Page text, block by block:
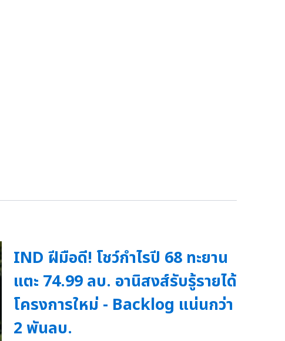
IND ฝีมือดี! โชว์กำไรปี 68 ทะยาน
แตะ 74.99 ลบ. อานิสงส์รับรู้รายได้
โครงการใหม่ - Backlog แน่นกว่า
2 พันลบ.